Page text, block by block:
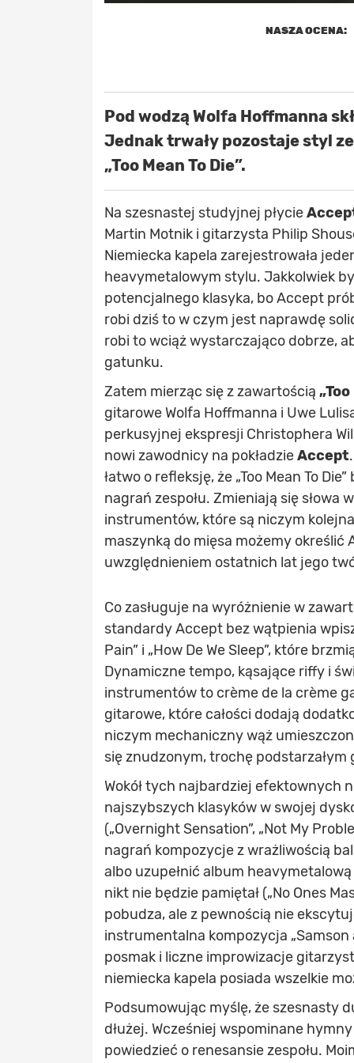
NASZA OCENA:
Pod wodzą Wolfa Hoffmanna
Jednak trwały pozostaje styl
„Too Mean To Die”.
Na szesnastej studyjnej płycie
Martin Motnik i gitarzysta Philip
Niemiecka kapela zarejestrowała
heavymetalowym stylu. Jakkolwiek
potencjalnego klasyka, bo Accept
robi dziś to w czym jest naprawdę
robi to wciąż wystarczająco dobrze,
gatunku.
Zatem mierząc się z zawartością
gitarowe Wolfa Hoffmanna i Uwe
perkusyjnej ekspresji Christophera
nowi zawodnicy na pokładzieAccept
łatwo o refleksję, że „Too Mean To
nagrań zespołu. Zmieniają się
instrumentów, które są niczym
maszynką do mięsa możemy określić
uwzględnieniem ostatnich lat jego
Co zasługuje na wyróżnienie w
standardy Accept bez wątpienia
Pain” i „How De We Sleep”, które
Dynamiczne tempo, kąsające riffy i
instrumentów to crème de la crème
gitarowe, które całości dodają
niczym mechaniczny wąż
się znudzonym, trochę podstarzałym
Wokół tych najbardziej efektownych
najszybszych klasyków w swojej
(„Overnight Sensation”, „Not My
nagrań kompozycje z wrażliwością
albo uzupełnić album
nikt nie będzie pamiętał („No Ones
pobudza, ale z pewnością nie
instrumentalna kompozycja
posmak i liczne improwizacje
niemiecka kapela posiada wszelkie
Podsumowując myślę, że szesnasty
dłużej. Wcześniej wspominane
powiedzieć o renesansie zespołu.